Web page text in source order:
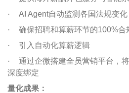
·
AI Agent自动监测各国法规变化
·
确保招聘和算薪环节的100%合
·
引入自动化算薪逻辑
·
通过企微搭建全员营销平台，
深度绑定
量化成果：